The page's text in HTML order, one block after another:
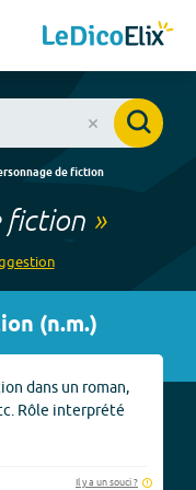
de fiction
fiction»
(n.m.)
dans un roman,
Rôle interprété
Il y a un souci ?